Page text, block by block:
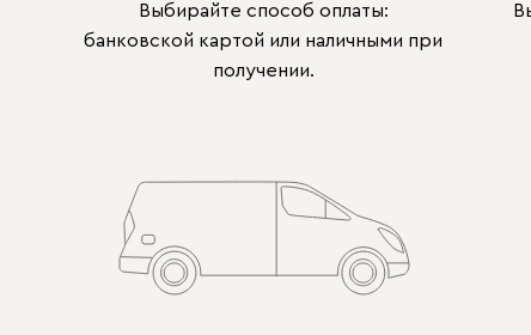
Выбирайте способ оплаты:
банковской картой или наличными при
получении.